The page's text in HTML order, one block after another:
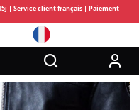
| Service client français | Paiement